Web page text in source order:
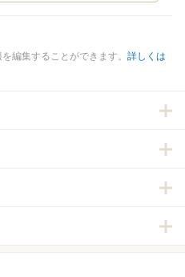
編集することができます。 詳しくは